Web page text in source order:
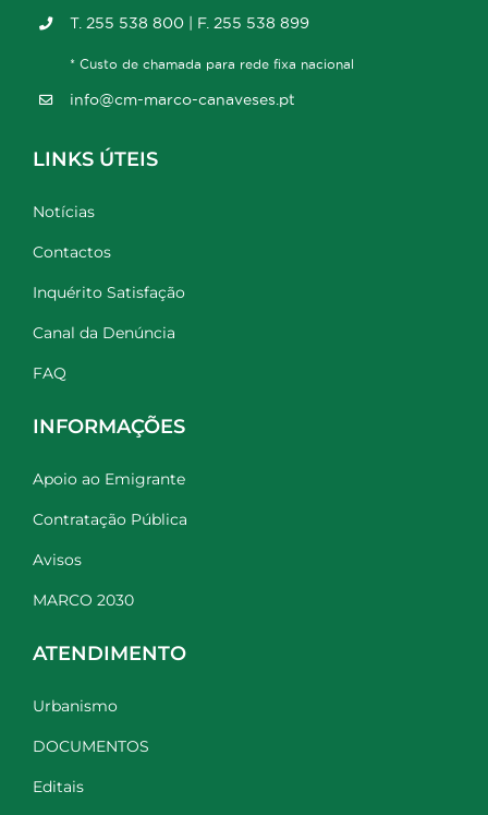
T. 255 538 800 | F. 255 538 899
* Custo de chamada para rede fixa nacional
info@cm-marco-canaveses.pt
LINKS ÚTEIS
Notícias
Contactos
Inquérito Satisfação
Canal da Denúncia
FAQ
INFORMAÇÕES
Apoio ao Emigrante
Contratação Pública
Avisos
MARCO 2030
ATENDIMENTO
Urbanismo
DOCUMENTOS
Editais